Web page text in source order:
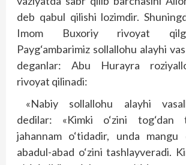
deb qabul qilishi lozimdir.
Imom Buxoriy rivoyat
Payg‘ambarimiz sollallohu alayhi
deganlar: Abu Hurayra
rivoyat qilinadi:
«Nabiy sollallohu alayhi
dedilar: «Kimki o‘zini tog‘dan
jahannam o‘tidadir, unda mangu
abadul-abad o‘zini tashlayveradi.